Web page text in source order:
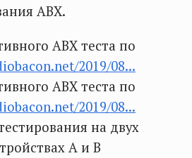
ABX.
ABX теста по
2019/08...
ABX теста по
2019/08...
на двух
А и В